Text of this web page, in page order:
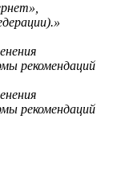
рекомендаций
рекомендаций